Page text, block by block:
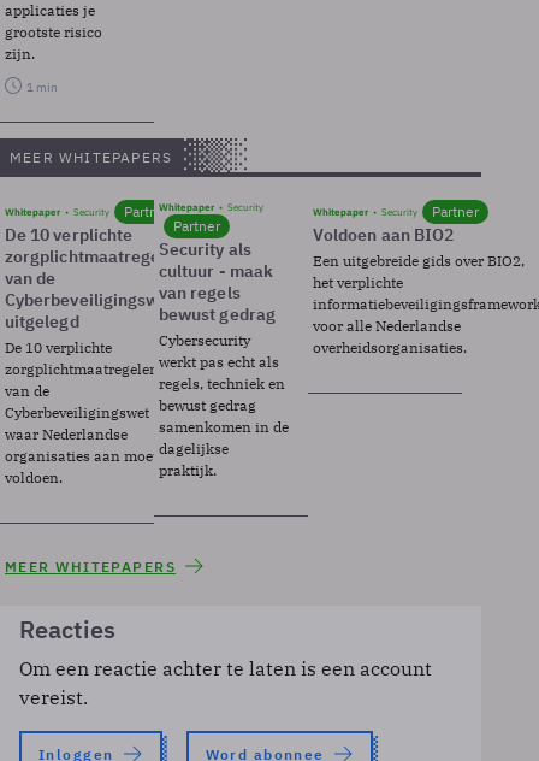
applicaties je
grootste risico
zijn.
1 min
MEER WHITEPAPERS
Whitepaper Security Partner
De 10 verplichte
zorgplichtmaatregelen
van de
Cyberbeveiligingswet
uitgelegd
De 10 verplichte
zorgplichtmaatregelen
van de
Cyberbeveiligingswet
waar Nederlandse
organisaties aan moeten
voldoen.
Whitepaper Security
Partner
Security als
cultuur - maak
van regels
bewust gedrag
Cybersecurity
werkt pas echt als
regels, techniek en
bewust gedrag
samenkomen in de
dagelijkse
praktijk.
Whitepaper Security Partner
Voldoen aan BIO2
Een uitgebreide gids over BIO2,
het verplichte
voor alle Nederlandse
overheidsorganisaties.
MEER WHITEPAPERS
Reacties
Om een reactie achter te laten is een account
vereist.
Inloggen Word abonnee